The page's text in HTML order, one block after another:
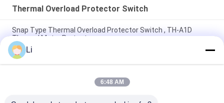
Thermal Overload Protector Switch
Snap Type Thermal Overload Protector Switch , TH-A1D
Thermal Motor Protector
Plastic Case Thermal Protection Switch Normally Open Type
For Lighting Devices
High Sensitive Thermal Overload Protector Switch Resettable
Li
6:48 AM